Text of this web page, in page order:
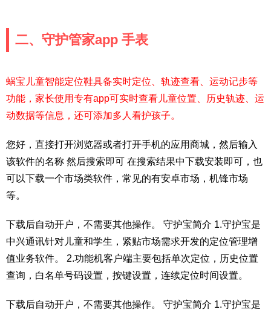
二、守护管家app 手表
蜗宝儿童智能定位鞋具备实时定位、轨迹查看、运动记步等
功能，家长使用专有app可实时查看儿童位置、历史轨迹、运
动数据等信息，还可添加多人看护孩子。
您好，直接打开浏览器或者打开手机的应用商城，然后输入
该软件的名称 然后搜索即可 在搜索结果中下载安装即可，也
可以下载一个市场类软件，常见的有安卓市场，机锋市场
等。
下载后自动开户，不需要其他操作。 守护宝简介 1.守护宝是
中兴通讯针对儿童和学生，紧贴市场需求开发的定位管理增
值业务软件。 2.功能机客户端主要包括单次定位，历史位置
查询，白名单号码设置，按键设置，连续定位时间设置。
下载后自动开户，不需要其他操作。 守护宝简介 1.守护宝是